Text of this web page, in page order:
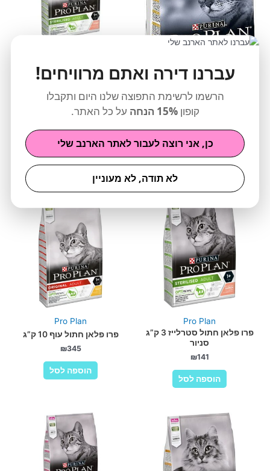
עברנו דירה ואתם מרוויחים!
הרשמו לרשימת התפוצה שלנו היום ותקבלו
קופון15% הנחה על כל האתר.
כן, אני רוצה לעבור לאתר הארנב שלי
לא תודה, לא מעוניין
Pro Plan
הוספה לסל
פרו פלאן חתול סטרלייז 3 ק”ג
הוספה לסל
Pro Plan
פרו פלאן חתול סטרלייז 3 ק”ג
סניור
₪141
הוספה לסל
Pro Plan
פרו פלאן חתול עוף 10 ק”ג
₪345
הוספה לסל